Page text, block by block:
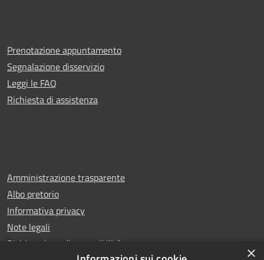
Prenotazione appuntamento
Segnalazione disservizio
Leggi le FAQ
Richiesta di assistenza
Amministrazione trasparente
Albo pretorio
Informativa privacy
Note legali
Dichiarazione di accessibilità
×